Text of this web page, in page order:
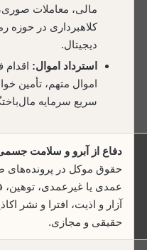
مالی، معاملات
کلاهبرداری در حوزه
دیجیتال.
استرداد اموال:
اموال متهم، تأمین
سریع سرمایه
دفاع از آبرو و سلامت
حقوق موکل در
عمدی یا غیرعمدی، توهین،
آزار و اذیت، افترا و نشر
حقیقی و مجازی.